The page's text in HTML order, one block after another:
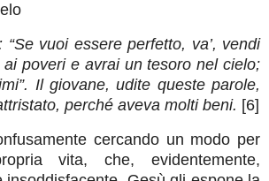
vuoi essere perfetto, va’, vendi
poveri e avrai un tesoro nel cielo;
Il giovane, udite queste parole,
perché aveva molti beni. [6]
cercando un modo per
vita, che, evidentemente,